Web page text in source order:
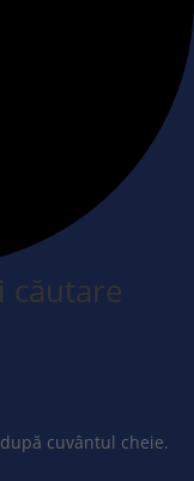
căutare
cuvântul cheie.